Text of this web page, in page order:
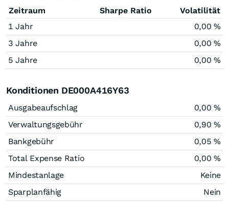
Zeitraum Sharpe Ratio
Volatilität
1 Jahr
0,00 %
3 Jahre
0,00 %
5 Jahre
0,00 %
Konditionen DE000A416Y63
Ausgabeaufschlag
0,00 %
Verwaltungsgebühr
0,90 %
Bankgebühr
0,05 %
Total Expense Ratio
0,00 %
Mindestanlage
Keine
Sparplanfähig
Nein